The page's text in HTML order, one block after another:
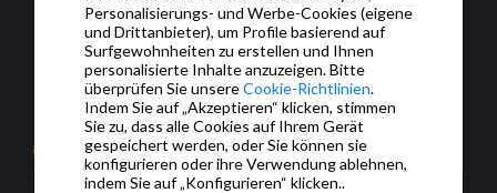
LLAMADA
Configuración avanzada de la interfaz de
usuario en las pantallas HC-x de Iddero:
ejemplo de llamada.
Personalisierungs- und Werbe-Cookies (eigene
und Drittanbieter), um Profile basierend auf
Surfgewohnheiten zu erstellen und Ihnen
personalisierte Inhalte anzuzeigen. Bitte
überprüfen Sie unsereCookie-Richtlinien.
Indem Sie auf „Akzeptieren“ klicken, stimmen
Sie zu, dass alle Cookies auf Ihrem Gerät
gespeichert werden, oder Sie können sie
konfigurieren oder ihre Verwendung ablehnen,
indem Sie auf „Konfigurieren“ klicken..